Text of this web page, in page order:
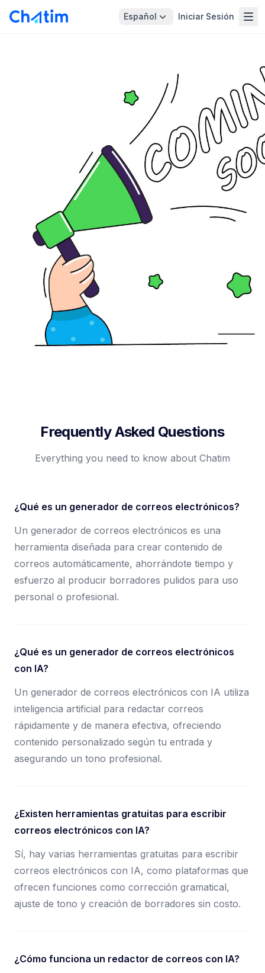
Español Iniciar Sesión
Frequently Asked Questions
Everything you need to know about Chatim
¿Qué es un generador de correos electrónicos?
Un generador de correos electrónicos es una
herramienta diseñada para crear contenido de
correos automáticamente, ahorrándote tiempo y
esfuerzo al producir borradores pulidos para uso
personal o profesional.
¿Qué es un generador de correos electrónicos
con IA?
Un generador de correos electrónicos con IA utiliza
inteligencia artificial para redactar correos
rápidamente y de manera efectiva, ofreciendo
contenido personalizado según tu entrada y
asegurando un tono profesional.
¿Existen herramientas gratuitas para escribir
correos electrónicos con IA?
Sí, hay varias herramientas gratuitas para escribir
correos electrónicos con IA, como plataformas que
ofrecen funciones como corrección gramatical,
ajuste de tono y creación de borradores sin costo.
¿Cómo funciona un redactor de correos con IA?